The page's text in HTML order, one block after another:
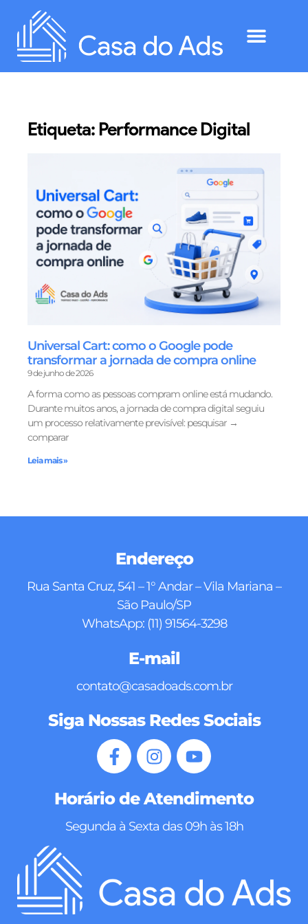
Etiqueta: Performance Digital
Universal Cart: como o Google pode
transformar a jornada de compra online
9 de junho de 2026
A forma como as pessoas compram online está mudando.
Durante muitos anos, a jornada de compra digital seguiu
um processo relativamente previsível: pesquisar →
comparar
Leia mais »
Endereço
Rua Santa Cruz, 541 – 1° Andar – Vila Mariana –
São Paulo/SP
WhatsApp: (11) 91564-3298
E-mail
contato@casadoads.com.br
Siga Nossas Redes Sociais
Horário de Atendimento
Segunda à Sexta das 09h às 18h